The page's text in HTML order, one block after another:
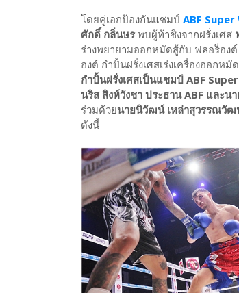
โดยคู่เอกป้องกันแชมป์ ABF
ศักดิ์ กลิ่นษรพบผู้ท้าชิงจากฝรั่งเศส
ร่างพยายามออกหมัดสู้กับ ฟลอร็อง
องต์ กำปั้นฝรั่งเศสเร่งเครื่องออกห
กำปั้นฝรั่งเศสเป็นแชมป์ ABF
นริส สิงห์วังชา ประธาน ABF และน
ร่วมด้วยนายนิวัฒน์ เหล่าสุวรรณวัฒ
ดังนี้